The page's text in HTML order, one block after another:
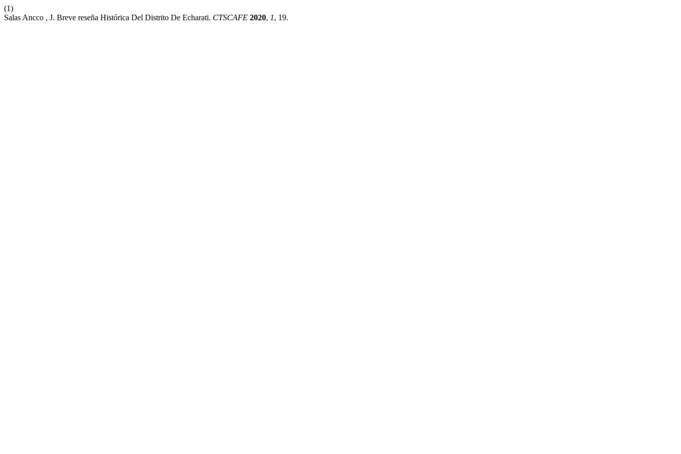
(1)
Salas Ancco , J. Breve reseña Histórica Del Distrito De Echarati. CTSCAFE 2020, 1, 19.